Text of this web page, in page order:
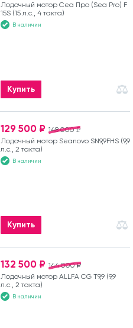
Лодочный мотор Сеа Про (Sea Pro) F
15S (15 л.с., 4 такта)
В наличии
Купить
148 000 ₽
129 500 ₽
Лодочный мотор Seanovo SN9,9FHS (9,9
л.с., 2 такта)
В наличии
Купить
144 000 ₽
132 500 ₽
Лодочный мотор ALLFA CG T9,9 (9,9
л.с., 2 такта)
В наличии